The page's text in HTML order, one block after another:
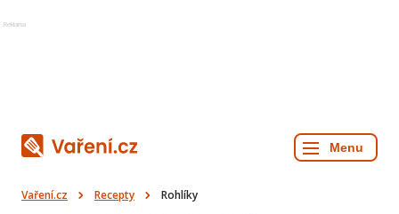
Reklama
Vaření.cz Recepty Rohlíky